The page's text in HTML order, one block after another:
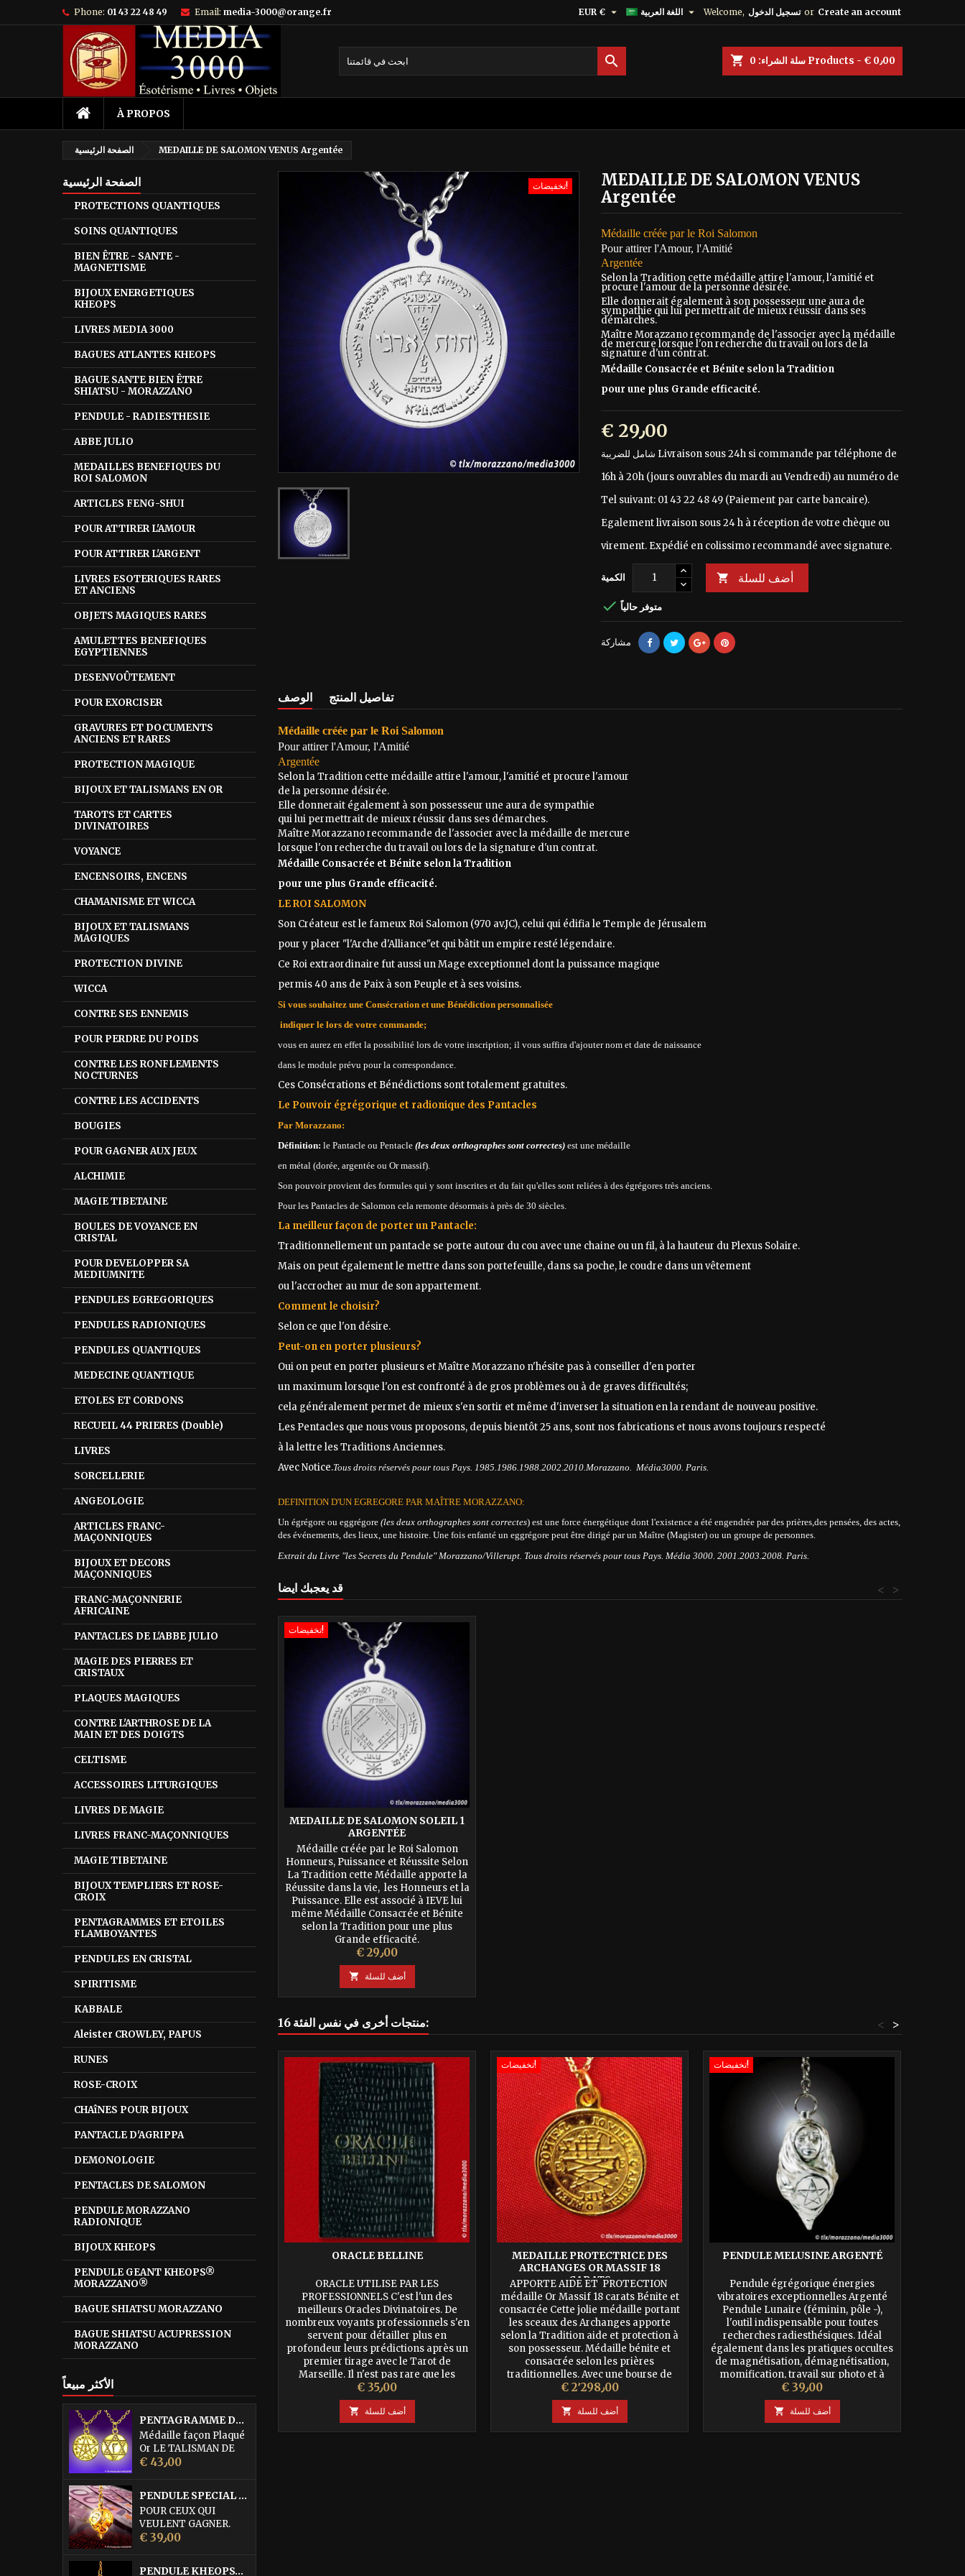
Phone: 01 43 22 48 49 Email: media-3000@orange.fr Welcome, تسجيل الدخول or Create an account اللغة العربية 
EUR € 
shopping_cart سلة الشراء: 0 Products - € 0٫00 
À PROPOS
الصفحة الرئيسية MEDAILLE DE SALOMON VENUS Argentée
الصفحة الرئيسية
PROTECTIONS QUANTIQUES
SOINS QUANTIQUES
BIEN ÊTRE - SANTE -
MAGNETISME
BIJOUX ENERGETIQUES
KHEOPS
LIVRES MEDIA 3000
BAGUES ATLANTES KHEOPS
BAGUE SANTE BIEN ÊTRE
SHIATSU - MORAZZANO
PENDULE - RADIESTHESIE
ABBE JULIO
MEDAILLES BENEFIQUES DU
ROI SALOMON
ARTICLES FENG-SHUI
POUR ATTIRER L'AMOUR
POUR ATTIRER L'ARGENT
LIVRES ESOTERIQUES RARES
ET ANCIENS
OBJETS MAGIQUES RARES
AMULETTES BENEFIQUES
EGYPTIENNES
DESENVOÛTEMENT
POUR EXORCISER
GRAVURES ET DOCUMENTS
ANCIENS ET RARES
PROTECTION MAGIQUE
BIJOUX ET TALISMANS EN OR
TAROTS ET CARTES
DIVINATOIRES
VOYANCE
ENCENSOIRS, ENCENS
CHAMANISME ET WICCA
BIJOUX ET TALISMANS
MAGIQUES
PROTECTION DIVINE
WICCA
CONTRE SES ENNEMIS
POUR PERDRE DU POIDS
CONTRE LES RONFLEMENTS
NOCTURNES
CONTRE LES ACCIDENTS
BOUGIES
POUR GAGNER AUX JEUX
ALCHIMIE
MAGIE TIBETAINE
BOULES DE VOYANCE EN
CRISTAL
POUR DEVELOPPER SA
MEDIUMNITE
PENDULES EGREGORIQUES
PENDULES RADIONIQUES
PENDULES QUANTIQUES
MEDECINE QUANTIQUE
ETOLES ET CORDONS
RECUEIL 44 PRIERES (Double)
LIVRES
SORCELLERIE
ANGEOLOGIE
ARTICLES FRANC-
MAÇONNIQUES
BIJOUX ET DECORS
MAÇONNIQUES
FRANC-MAÇONNERIE
AFRICAINE
PANTACLES DE L'ABBE JULIO
MAGIE DES PIERRES ET
CRISTAUX
PLAQUES MAGIQUES
CONTRE L'ARTHROSE DE LA
MAIN ET DES DOIGTS
CELTISME
ACCESSOIRES LITURGIQUES
LIVRES DE MAGIE
LIVRES FRANC-MAÇONNIQUES
MAGIE TIBETAINE
BIJOUX TEMPLIERS ET ROSE-
CROIX
PENTAGRAMMES ET ETOILES
FLAMBOYANTES
PENDULES EN CRISTAL
SPIRITISME
KABBALE
Aleister CROWLEY, PAPUS
RUNES
ROSE-CROIX
CHAîNES POUR BIJOUX
PANTACLE D'AGRIPPA
DEMONOLOGIE
PENTACLES DE SALOMON
PENDULE MORAZZANO
RADIONIQUE
BIJOUX KHEOPS
PENDULE GEANT KHEOPS®
MORAZZANO®
BAGUE SHIATSU MORAZZANO
BAGUE SHIATSU ACUPRESSION
MORAZZANO
الأكثر مبيعاً
PENTAGRAMME DE L'ABBE JULIO
Médaille façon Plaqué
Or LE TALISMAN DE
PROTECTION
serait la quintessence
des médailles de
Protection. Elle est
d'une efficacité
combattre les forces
السعر € 43٫00
PENDULE SPECIAL LOTO • DORURE OR FIN
POUR CEUX QUI
VEULENT GAGNER.
Pendule égrégorique
السعر€ 39٫00
PENDULE KHEOPS® PHARAON MORAZZANO® DORÉ
تخفيضات!
MEDAILLE DE SALOMON VENUS
Argentée
Médaille créée par le Roi Salomon
Pour attirer l'Amour, l'Amitié
Argentée
Selon la Tradition cette médaille attire l'amour, l'amitié et
procure l'amour de la personne désirée.
Elle donnerait également à son possesseur une aura de
sympathie qui lui permettrait de mieux réussir dans ses
démarches.
Maître Morazzano recommande de l'associer avec la médaille
de mercure lorsque l'on recherche du travail ou lors de la
signature d'un contrat.
Médaille Consacrée et Bénite selon la Tradition
pour une plus Grande efficacité.
€ 29٫00
Livraison sous 24h si commande par téléphone de
16h à 20h (jours ouvrables du mardi au Vendredi) au numéro de
Tel suivant: 01 43 22 48 49 (Paiement par carte bancaire).
Egalement livraison sous 24 h à réception de votre chèque ou
virement. Expédié en colissimo recommandé avec signature.
الكمية  أضف للسلة
 متوفر حالياً
مشاركة
الوصف تفاصيل المنتج
Médaille créée par le Roi Salomon
Pour attirer l'Amour, l'Amitié
Argentée
Selon la Tradition cette médaille attire l'amour, l'amitié et procure l'amour
de la personne désirée.
Elle donnerait également à son possesseur une aura de sympathie
qui lui permettrait de mieux réussir dans ses démarches.
Maître Morazzano recommande de l'associer avec la médaille de mercure
lorsque l'on recherche du travail ou lors de la signature d'un contrat.
Médaille Consacrée et Bénite selon la Tradition
pour une plus Grande efficacité.
LE ROI SALOMON
Son Créateur est le fameux Roi Salomon (970 av.JC), celui qui édifia le Temple de Jérusalem
pour y placer "l'Arche d'Alliance"et qui bâtit un empire resté légendaire.
Ce Roi extraordinaire fut aussi un Mage exceptionnel dont la puissance magique
permis 40 ans de Paix à son Peuple et à ses voisins.
Si vous souhaitez une Consécration et une Bénédiction personnalisée
indiquer le lors de votre commande;
vous en aurez en effet la possibilité lors de votre inscription; il vous suffira d'ajouter nom et date de naissance
dans le module prévu pour la correspondance.
Ces Consécrations et Bénédictions sont totalement gratuites.
Le Pouvoir égrégorique et radionique des Pantacles
Par Morazzano:
Définition: le Pantacle ou Pentacle (les deux orthographes sont correctes) est une médaille
en métal (dorée, argentée ou Or massif).
Son pouvoir provient des formules qui y sont inscrites et du fait qu'elles sont reliées à des égrégores très anciens.
Pour les Pantacles de Salomon cela remonte désormais à près de 30 siècles.
La meilleur façon de porter un Pantacle:
Traditionnellement un pantacle se porte autour du cou avec une chaine ou un fil, à la hauteur du Plexus Solaire.
Mais on peut également le mettre dans son portefeuille, dans sa poche, le coudre dans un vêtement
ou l'accrocher au mur de son appartement.
Comment le choisir?
Selon ce que l'on désire.
Peut-on en porter plusieurs?
Oui on peut en porter plusieurs et Maître Morazzano n'hésite pas à conseiller d'en porter
un maximum lorsque l'on est confronté à de gros problèmes ou à de graves difficultés;
cela généralement permet de mieux s'en sortir et même d'inverser la situation en la rendant de nouveau positive.
Les Pentacles que nous vous proposons, depuis bientôt 25 ans, sont nos fabrications et nous avons toujours respecté
à la lettre les Traditions Anciennes.
Avec Notice.Tous droits réservés pour tous Pays. 1985.1986.1988.2002.2010.Morazzano. Média3000. Paris.
DEFINITION D'UN EGREGORE PAR MAÎTRE MORAZZANO:
Un égrégore ou eggrégore (les deux orthographes sont correctes) est une force énergétique dont l'existence a été engendrée par des prières,des pensées, des actes,
des événements, des lieux, une histoire. Une fois enfanté un eggrégore peut être dirigé par un Maître (Magister) ou un groupe de personnes.
Extrait du Livre "les Secrets du Pendule" Morazzano/Villerupt. Tous droits réservés pour tous Pays. Média 3000. 2001.2003.2008. Paris.
قد يعجبك ايضا >
<
تخفيضات!
MEDAILLE DE SALOMON SOLEIL 1
ARGENTÉE
Médaille créée par le Roi Salomon
Honneurs, Puissance et Réussite Selon
La Tradition cette Médaille apporte la
Réussite dans la vie, les Honneurs et la
Puissance. Elle est associé à IEVE lui
même Médaille Consacrée et Bénite
selon la Tradition pour une plus
Grande efficacité.
السعر € 29٫00
 أضف للسلة
16 منتجات أخرى في نفس الفئة: >
<
ORACLE BELLINE
ORACLE UTILISE PAR LES
PROFESSIONNELS C'est l'un des
meilleurs Oracles Divinatoires. De
nombreux voyants professionnels s'en
servent pour détailler plus en
profondeur leurs prédictions après un
premier tirage avec le Tarot de
Marseille. Il n'est pas rare que les
voyants professionnels utilisent 3 ou 4
jeux différents. En Coffret avec un
livret. Edition...
السعر€ 35٫00
 أضف للسلة
تخفيضات!
MEDAILLE PROTECTRICE DES
ARCHANGES OR MASSIF 18
CARATS
APPORTE AIDE ET PROTECTION
médaille Or Massif 18 carats Bénite et
consacrée Cette jolie médaille portant
les sceaux des Archanges apporte
selon la Tradition aide et protection à
son possesseur. Médaille bénite et
consacrée selon les prières
traditionnelles. Avec une bourse de
rangement.
السعر € 2٬298٫00
 أضف للسلة
تخفيضات!
PENDULE MELUSINE ARGENTÉ
Pendule égrégorique énergies
vibratoires exceptionnelles Argenté
Pendule Lunaire (féminin, pôle -),
l'outil indispensable pour toutes
recherches radiesthésiques. Idéal
également dans les pratiques occultes
de magnétisation, démagnétisation,
momification, travail sur photo et à
distance (téléradiesthésie). La Fée
Mélusine, être hybride à la fois mi-
femme,...
السعر € 39٫00
 أضف للسلة